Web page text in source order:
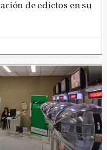
de edictos en su